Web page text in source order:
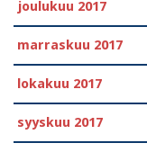
joulukuu 2017
marraskuu 2017
lokakuu 2017
syyskuu 2017